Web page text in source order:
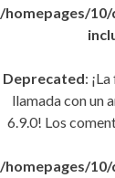
/homepages/
Deprecated:
llamada con un
6.9.0! Los
/homepages/